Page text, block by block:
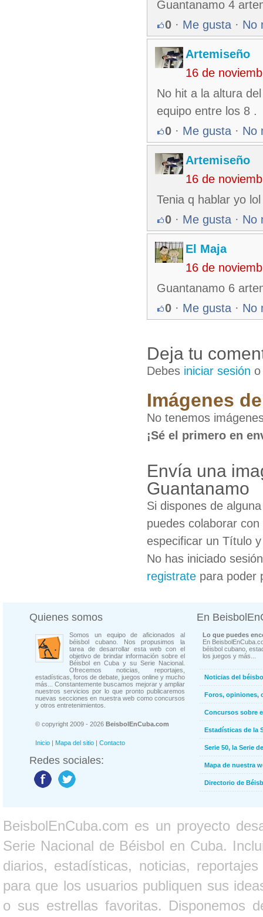
Guantanamo 4
0 · Me gusta · No
Artemiseño
16 de
No hit a la altura
equipo entre los 8 .
0 · Me gusta · No
Artemiseño
16 de
Tenia q hablar yo
0 · Me gusta · No
El Maja
16 de
Guantanamo 6
0 · Me gusta · No
Deja tu
Debes iniciar sesión
Imágenes
No tenemos
¡Sé el primero en
Envía una
Guantanamo
Si dispones de
puedes colaborar
especificar un Título
No has iniciado
registrate para poder
Quienes somos
Somos un equipo de aficionados al
béisbol cubano. Nos propusimos la
tarea de desarrollar esta web con el
objetivo de brindar información sobre el
Béisbol en Cuba y su Serie Nacional.
Ofrecemos noticias, reportajes,
estadísticas, foros de debate, juegos online y mucho
más... Constantemente buscamos mejorar y ampliar
nuestros servicios por lo que pronto publicaremos
nuevas secciones en nuestra web como concursos
y otros entretenimientos.
© copyright 2009 - 2026 BeisbolEnCuba.com
Inicio | Mapa del sitio | Contacto
Redes sociales:
En
Lo que puedes
En
béisbol cubano,
los juegos y más...
Noticias del
Foros, opiniones,
Concursos sobre
Estadísticas de la
Serie 50, la Serie
Mapa de nuestra
Directorio de
BeisbolEnCuba.com es un proyecto
Serie Nacional de Béisbol en Cuba.
diarios, estadísticas, noticias,
para que los usuarios publiquen sus
o sus estrellas favoritas. Disponemos